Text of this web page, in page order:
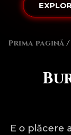
Prima pagină/
E o plăcere